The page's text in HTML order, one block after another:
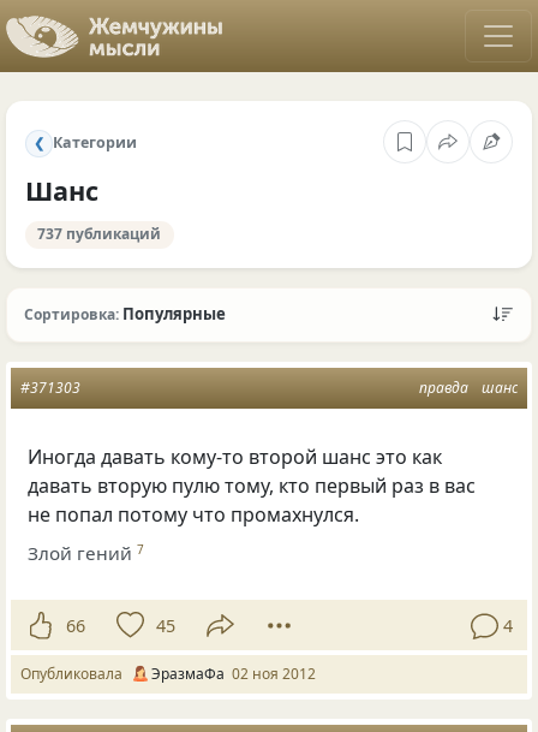
❮ Категории
Шанс
737 публикаций
Сортировка: Популярные
правда шанс
#371303
Иногда давать кому-то второй шанс это как
давать вторую пулю тому, кто первый раз в вас
не попал потому что промахнулся.
Злой гений 7
66 45 4
Опубликовала ЭразмаФа 02 ноя 2012